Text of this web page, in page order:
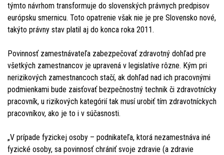
týmto návrhom transformuje do slovenských právnych predpisov
európsku smernicu. Toto opatrenie však nie je pre Slovensko nové,
takýto právny stav platil aj do konca roka 2011.
Povinnosť zamestnávateľa zabezpečovať zdravotný dohľad pre
všetkých zamestnancov je upravená v legislatíve rôzne. Kým pri
nerizikových zamestnancoch stačí, ak dohľad nad ich pracovnými
podmienkami bude zaisťovať bezpečnostný technik či zdravotnícky
pracovník, u rizikových kategórií tak musí urobiť tím zdravotníckych
pracovníkov, ako je to i v súčasnosti.
„V prípade fyzickej osoby – podnikateľa, ktorá nezamestnáva iné
fyzické osoby, sa povinnosť chrániť svoje zdravie (a zdravie